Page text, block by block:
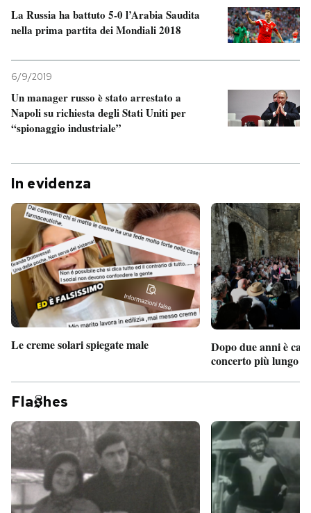
La Russia ha battuto 5-0 l’Arabia Saudita
nella prima partita dei Mondiali 2018
6/9/2019
Un manager russo è stato arrestato a
Napoli su richiesta degli Stati Uniti per
“spionaggio industriale”
In evidenza
Le creme solari spiegate male
Dopo due anni è
concerto più lungo
Fla hes